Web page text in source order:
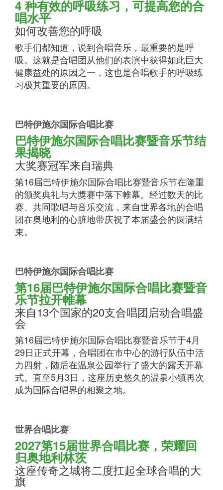
4 种有效的呼吸练习，可提高您的合
唱水平
如何改善您的呼吸
歌手们都知道，说到合唱音乐，最重要的是呼
吸。这就是合唱团从他们的表演中获得如此巨大
健康益处的原因之一，这也是合唱歌手的呼吸练
习极其重要的原因。
巴特伊施尔国际合唱比赛
巴特伊施尔国际合唱比赛暨音乐节结
果揭晓
大奖赛冠军来自瑞典
第16届巴特伊施尔国际合唱比赛暨音乐节在隆重
的颁奖典礼与大獎赛中落下帷幕。经过数天的比
赛、共同歌唱与音乐交流，来自世界各地的合唱
团在奥地利的心脏地带庆祝了本届盛会的圆满结
束。
巴特伊施尔国际合唱比赛
第16届巴特伊施尔国际合唱比赛暨音
乐节拉开帷幕
来自13个国家的20支合唱团启动合唱盛
会
第16届巴特伊施尔国际合唱比赛暨音乐节于4月
29日正式开幕，合唱团在市中心的游行队伍中活
力四射，随后在温泉公园举行了盛大的露天开幕
式。直至5月3日，这座历史悠久的温泉小镇再次
成为国际合唱界的相聚之地。
世界合唱比赛
2027第15届世界合唱比赛，荣耀回
归奥地利林茨
这座传奇之城将二度扛起全球合唱的大
旗